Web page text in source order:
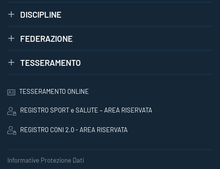
DISCIPLINE
FEDERAZIONE
TESSERAMENTO
TESSERAMENTO ONLINE
REGISTRO SPORT e SALUTE – AREA RISERVATA
REGISTRO CONI 2.0 - AREA RISERVATA
Informative Protezione Dati